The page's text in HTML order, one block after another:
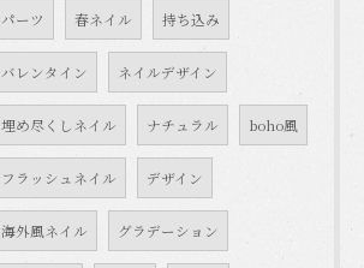
パーツ 春ネイル 持ち込み
バレンタイン ネイルデザイン
埋め尽くしネイル ナチュラル boho風
フラッシュネイル デザイン
海外風ネイル グラデーション